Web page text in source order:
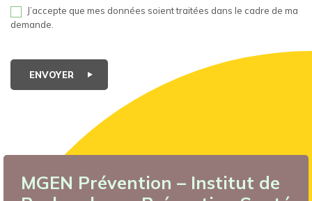
J’accepte que mes données soient traitées dans le cadre de ma
demande.
ENVOYER
MGEN Prévention – Institut de